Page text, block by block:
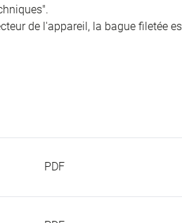
de l'appareil, la bague filetée
PDF